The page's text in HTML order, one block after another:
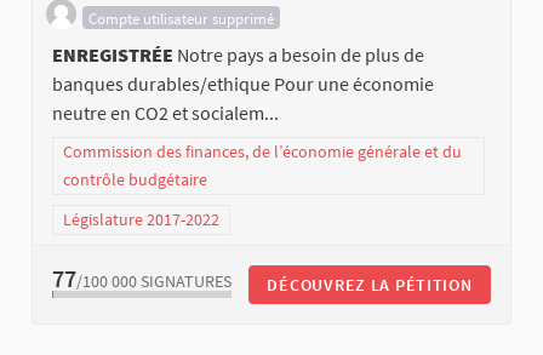
Compte utilisateur supprimé
ENREGISTRÉE Notre pays a besoin de plus de
banques durables/ethique Pour une économie
neutre en CO2 et socialem...
Commission des finances, de l’économie générale et du
contrôle budgétaire
Législature 2017-2022
77/100 000 SIGNATURES DÉCOUVREZ LA PÉTITION